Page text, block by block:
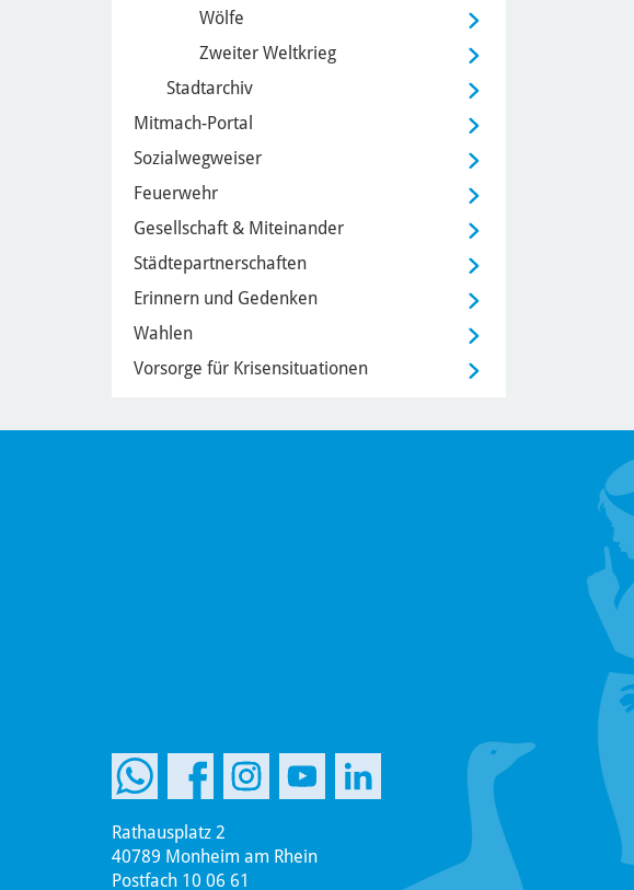
Wölfe
Zweiter Weltkrieg
Stadtarchiv
Mitmach-Portal
Sozialwegweiser
Feuerwehr
Gesellschaft & Miteinander
Städtepartnerschaften
Erinnern und Gedenken
Wahlen
Vorsorge für Krisensituationen
Rathausplatz 2
40789 Monheim am Rhein
Postfach 10 06 61